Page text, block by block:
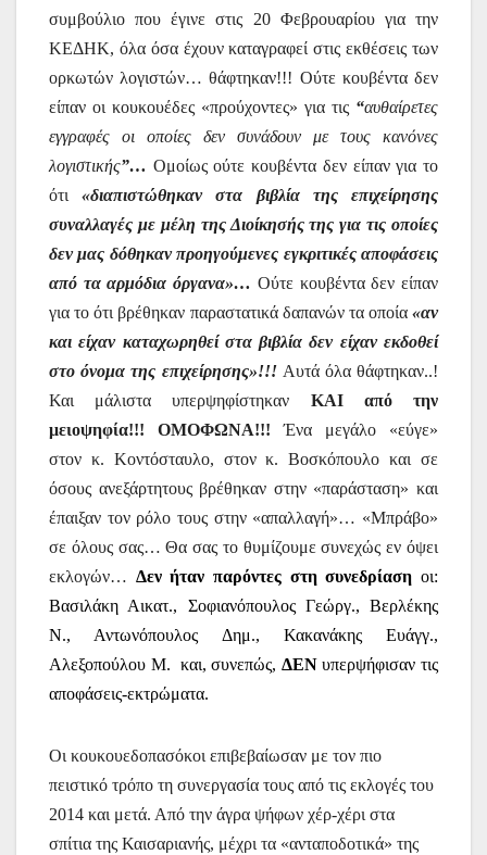
συμβούλιο που έγινε στις 20 Φεβρουαρίου για την
ΚΕΔΗΚ, όλα όσα έχουν καταγραφεί στις εκθέσεις των
ορκωτών λογιστών… θάφτηκαν!!! Ούτε κουβέντα δεν
είπαν οι κουκουέδες «προύχοντες» για τις “αυθαίρετες
εγγραφές οι οποίες δεν συνάδουν με τους κανόνες
λογιστικής”… Ομοίως ούτε κουβέντα δεν είπαν για το
ότι
«διαπιστώθηκαν στα βιβλία της επιχείρησης
συναλλαγές με μέλη της Διοίκησής της για τις οποίες
δεν μας δόθηκαν προηγούμενες εγκριτικές αποφάσεις
από τα αρμόδια όργανα»… Ούτε κουβέντα δεν είπαν
για το ότι βρέθηκαν παραστατικά δαπανών τα οποία «αν
και είχαν καταχωρηθεί στα βιβλία δεν είχαν εκδοθεί
στο όνομα της επιχείρησης»!!! Αυτά όλα θάφτηκαν..!
Και μάλιστα υπερψηφίστηκαν ΚΑΙ από την
μειοψηφία!!! ΟΜΟΦΩΝΑ!!!Ένα μεγάλο «εύγε»
στον κ. Κοντόσταυλο, στον κ. Βοσκόπουλο και σε
όσους ανεξάρτητους βρέθηκαν στην «παράσταση» και
έπαιξαν τον ρόλο τους στην «απαλλαγή»… «Μπράβο»
σε όλους σας… Θα σας το θυμίζουμε συνεχώς εν όψει
εκλογών… Δεν ήταν παρόντες στη συνεδρίασηοι:
Βασιλάκη Αικατ., Σοφιανόπουλος Γεώργ., Βερλέκης
Ν., Αντωνόπουλος Δημ., Κακανάκης Ευάγγ.,
Αλεξοπούλου Μ. και, συνεπώς, ΔΕΝυπερψήφισαν τις
αποφάσεις-εκτρώματα.
Οι κουκουεδοπασόκοι επιβεβαίωσαν με τον πιο
πειστικό τρόπο τη συνεργασία τους από τις εκλογές του
2014 και μετά. Από την άγρα ψήφων χέρ-χέρι στα
σπίτια της Καισαριανής, μέχρι τα «ανταποδοτικά» της